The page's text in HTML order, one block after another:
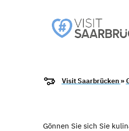
Visit Saarbrücken »
Gönnen Sie sich Sie